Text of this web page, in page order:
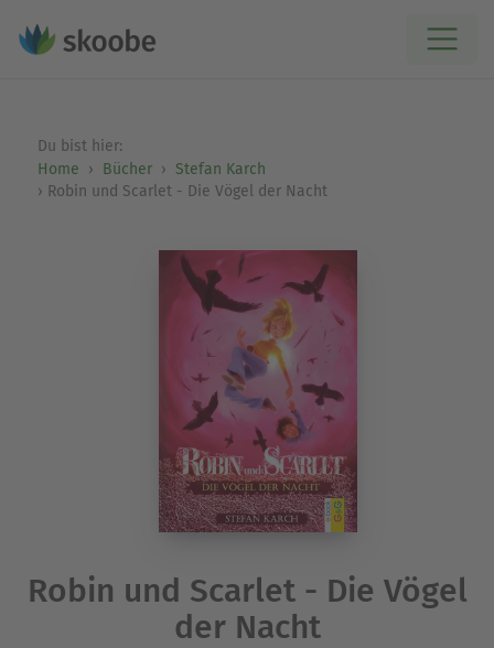
Du bist hier:
Home
Bücher
Stefan Karch
Robin und Scarlet - Die Vögel der Nacht
Robin und Scarlet - Die Vögel
der Nacht